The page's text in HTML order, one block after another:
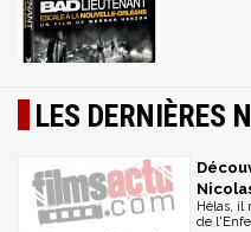
LES DERNIÈRES
Hélas, il
de